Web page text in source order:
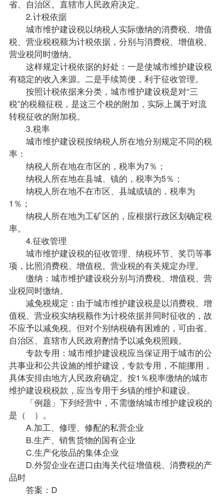
省、自治区。直辖市人民政府决定。
2.计税依据
城市维护建设税以纳税人实际缴纳的消费税、增值
税、营业税税额为计税依据，分别与消费税、增值税、
营业税同时缴纳。
这样规定计税依据的好处：一是使城市维护建设税
有稳定的收入来源。二是手续简便，利于征收管理。
按照计税依据来分类，城市维护建设税是对“三
税”的税额征税，是这三个税的附加，实际上属于对流
转税征收的附加税。
3.税率
城市维护建设税按纳税人所在地分别规定不同的税
率：
纳税人所在地在市区的，税率为7％；
纳税人所在地在县城、镇的，税率为5％；
纳税人所在地不在市区、县城或镇的，税率为
1％；
纳税人所在地为工矿区的，应根据行政区划确定税
率。
4.征收管理
城市维护建设税的征收管理、纳税环节、奖罚等事
项，比照消费税、增值税。营业税的有关规定办理。
缴纳：城市维护建设税分别与消费税、增值税、营
业税同时缴纳。
减免税规定：由于城市维护建设税是以消费税、增
值税、营业税实纳税额作为计税依据并同时征收的，故
不应予以减免税。但对个别纳税确有困难的，可由省、
自治区、直辖市人民政府酌情予以减免税照顾。
专款专用：城市维护建设税应当保证用于城市的公
共事业和公共设施的维护建设，专款专用，不能挪用，
具体安排由地方人民政府确定。按1％税率缴纳的城市
维护建设税税款，应当专用于乡镇的维护和建设。
「例题」下列经营中，不需缴纳城市维护建设税的
是（ ）。
A.加工、修理、修配的私营企业
B.生产、销售货物的国有企业
C.生产化妆品的集体企业
D.外贸企业在进口由海关代征增值税、消费税的产
品时
答案：D